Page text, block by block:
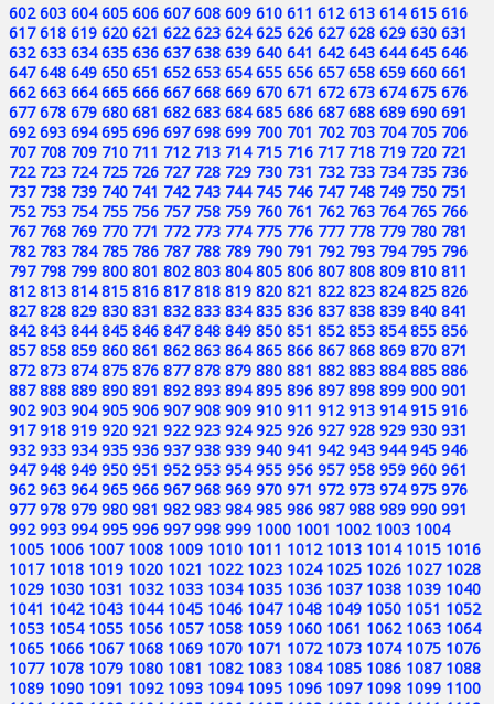
602 603 604 605 606 607 608 609 610 611 612 613 614 615 616
617 618 619 620 621 622 623 624 625 626 627 628 629 630 631
632 633 634 635 636 637 638 639 640 641 642 643 644 645 646
647 648 649 650 651 652 653 654 655 656 657 658 659 660 661
662 663 664 665 666 667 668 669 670 671 672 673 674 675 676
677 678 679 680 681 682 683 684 685 686 687 688 689 690 691
692 693 694 695 696 697 698 699 700 701 702 703 704 705 706
707 708 709 710 711 712 713 714 715 716 717 718 719 720 721
722 723 724 725 726 727 728 729 730 731 732 733 734 735 736
737 738 739 740 741 742 743 744 745 746 747 748 749 750 751
752 753 754 755 756 757 758 759 760 761 762 763 764 765 766
767 768 769 770 771 772 773 774 775 776 777 778 779 780 781
782 783 784 785 786 787 788 789 790 791 792 793 794 795 796
797 798 799 800 801 802 803 804 805 806 807 808 809 810 811
812 813 814 815 816 817 818 819 820 821 822 823 824 825 826
827 828 829 830 831 832 833 834 835 836 837 838 839 840 841
842 843 844 845 846 847 848 849 850 851 852 853 854 855 856
857 858 859 860 861 862 863 864 865 866 867 868 869 870 871
872 873 874 875 876 877 878 879 880 881 882 883 884 885 886
887 888 889 890 891 892 893 894 895 896 897 898 899 900 901
902 903 904 905 906 907 908 909 910 911 912 913 914 915 916
917 918 919 920 921 922 923 924 925 926 927 928 929 930 931
932 933 934 935 936 937 938 939 940 941 942 943 944 945 946
947 948 949 950 951 952 953 954 955 956 957 958 959 960 961
962 963 964 965 966 967 968 969 970 971 972 973 974 975 976
977 978 979 980 981 982 983 984 985 986 987 988 989 990 991
992 993 994 995 996 997 998 999 1000 1001 1002 1003 1004
1005 1006 1007 1008 1009 1010 1011 1012 1013 1014 1015 1016
1017 1018 1019 1020 1021 1022 1023 1024 1025 1026 1027 1028
1029 1030 1031 1032 1033 1034 1035 1036 1037 1038 1039 1040
1041 1042 1043 1044 1045 1046 1047 1048 1049 1050 1051 1052
1053 1054 1055 1056 1057 1058 1059 1060 1061 1062 1063 1064
1065 1066 1067 1068 1069 1070 1071 1072 1073 1074 1075 1076
1077 1078 1079 1080 1081 1082 1083 1084 1085 1086 1087 1088
1089 1090 1091 1092 1093 1094 1095 1096 1097 1098 1099 1100